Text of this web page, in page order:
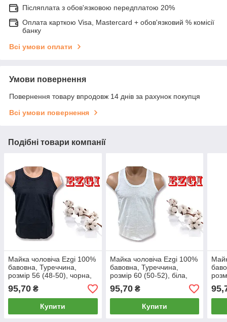
Післяплата з обов'язковою передплатою 20%
Оплата карткою Visa, Mastercard + обов'язковий % комісії
банку
Всі умови оплати
Умови повернення
Повернення товару впродовж 14 днів за рахунок покупця
Всі умови повернення
Подібні товари компанії
Майка чоловіча Ezgi 100%
бавовна, Туреччина,
розмір 56 (48-50), чорна,
09888
95,70 ₴
Купити
Майка чоловіча Ezgi 100%
бавовна, Туреччина,
розмір 60 (50-52), біла,
09873
95,70₴
Купити